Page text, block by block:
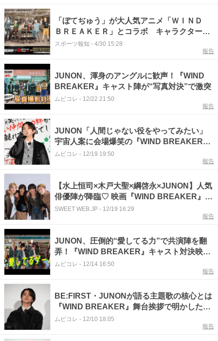
「ぼてぢゅう」が大人気アニメ「ＷＩＮＤ
ＢＲＥＡＫＥＲ」とコラボ キャラクターを
イメージしたオリジナル・メニューなど
スポーツ報知 - 4/30 15:28
報告
JUNON、渾身のアングルに歓声！『WIND
BREAKER』キャスト陣が“写真対決”で激突
ムビコレ - 12/22 21:50
報告
JUNON「人間じゃない役をやってみたい」
宇宙人案に会場爆笑の『WIND BREAKER』
舞台挨拶
ムビコレ - 12/19 19:50
報告
【水上恒司×木戸大聖×綱啓永×JUNON】人気
俳優陣が降臨♡ 映画『WIND BREAKER』の
熱き絆とプライベートな素顔に迫る！
SWEET WEB.JP - 12/19 16:29
報告
JUNON、圧倒的“愛してる力”で共演陣を翻
弄！『WIND BREAKER』キャスト対決映像
が話題
ムビコレ - 12/14 16:50
報告
BE:FIRST・JUNONが語る主題歌の核心とは
『WIND BREAKER』舞台挨拶で明かした制
作秘話
ムビコレ - 12/10 18:05
報告